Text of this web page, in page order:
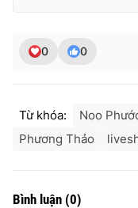
0 0
Từ khóa: Noo
Phương Thảo
Bình luận (0)